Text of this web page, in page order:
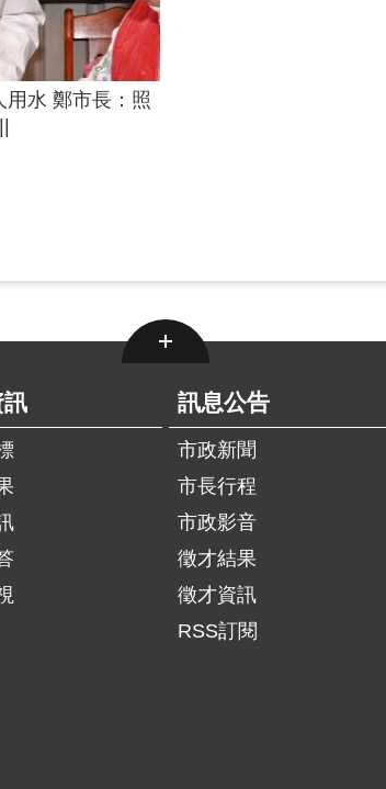
水 鄭市長：照
訊息公告
市政新聞
市長行程
市政影音
徵才結果
徵才資訊
RSS訂閱